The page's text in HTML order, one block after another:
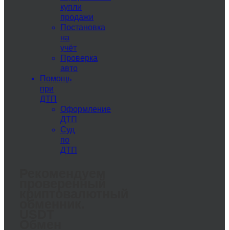
купли
продажи
Постановка
на
учёт
Проверка
авто
Помощь
при
ДТП
Оформление
ДТП
Суд
по
ДТП